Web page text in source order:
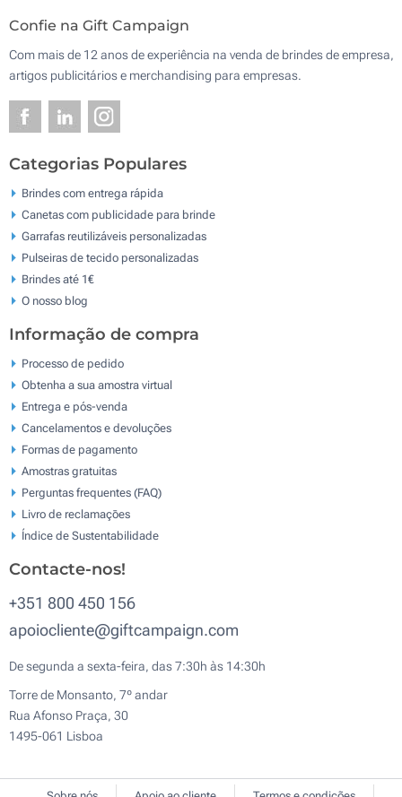
Confie na Gift Campaign
Com mais de 12 anos de experiência na venda de brindes de empresa,
artigos publicitários e merchandising para empresas.
Categorias Populares
Brindes com entrega rápida
Canetas com publicidade para brinde
Garrafas reutilizáveis personalizadas
Pulseiras de tecido personalizadas
Brindes até 1€
O nosso blog
Informação de compra
Processo de pedido
Obtenha a sua amostra virtual
Entrega e pós-venda
Cancelamentos e devoluções
Formas de pagamento
Amostras gratuitas
Perguntas frequentes (FAQ)
Livro de reclamaçōes
Índice de Sustentabilidade
Contacte-nos!
+351 800 450 156
apoiocliente@giftcampaign.com
De segunda a sexta-feira, das 7:30h às 14:30h
Torre de Monsanto, 7º andar
Rua Afonso Praça, 30
1495-061 Lisboa